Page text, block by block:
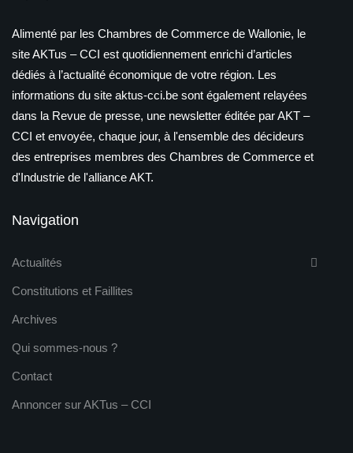
Alimenté par les Chambres de Commerce de Wallonie, le
site AKTus – CCI est quotidiennement enrichi d’articles
dédiés à l’actualité économique de votre région. Les
informations du site aktus-cci.be sont également relayées
dans la Revue de presse, une newsletter éditée par AKT –
CCI et envoyée, chaque jour, à l'ensemble des décideurs
des entreprises membres des Chambres de Commerce et
d'Industrie de l'alliance AKT.
Navigation
Actualités
Constitutions et Faillites
Archives
Qui sommes-nous ?
Contact
Annoncer sur AKTus – CCI